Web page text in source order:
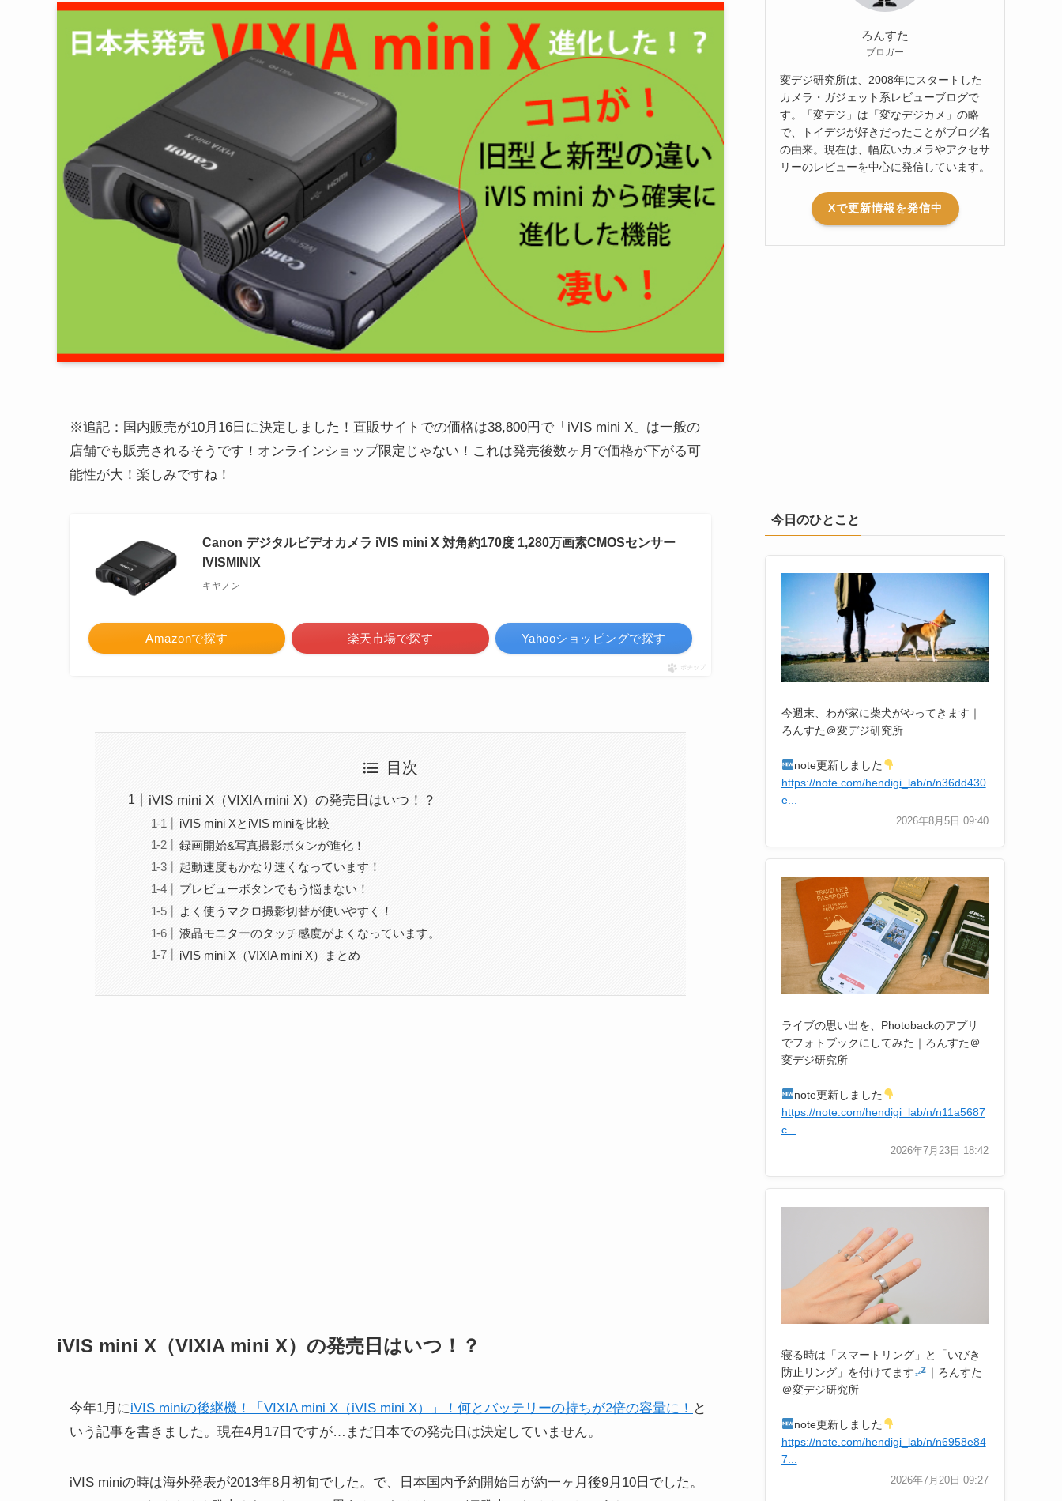
※追記：国内販売が10月16日に決定しました！直販サイトでの価格は38,800円で「iVIS mini X」は一般の
店舗でも販売されるそうです！オンラインショップ限定じゃない！これは発売後数ヶ月で価格が下がる可
能性が大！楽しみですね！
Canon デジタルビデオカメラ iVIS mini X 対角約170度 1,280万画素CMOSセンサー
IVISMINIX
キヤノン
Amazonで探す 楽天市場で探す Yahooショッピングで探す
ポチップ
目次
iVIS mini X（VIXIA mini X）の発売日はいつ！？
iVIS mini XとiVIS miniを比較
録画開始&写真撮影ボタンが進化！
起動速度もかなり速くなっています！
プレビューボタンでもう悩まない！
よく使うマクロ撮影切替が使いやすく！
液晶モニターのタッチ感度がよくなっています。
iVIS mini X（VIXIA mini X）まとめ
iVIS mini X（VIXIA mini X）の発売日はいつ！？
今年1月にiVIS miniの後継機！「VIXIA mini X（iVIS mini X）」！何とバッテリーの持ちが2倍の容量に！ と
いう記事を書きました。現在4月17日ですが…まだ日本での発売日は決定していません。
iVIS miniの時は海外発表が2013年8月初旬でした。で、日本国内予約開始日が約一ヶ月後9月10日でした。
ろんすた
ブロガー
変デジ研究所は、2008年にスタートした
カメラ・ガジェット系レビューブログで
す。「変デジ」は「変なデジカメ」の略
で、トイデジが好きだったことがブログ名
の由来。現在は、幅広いカメラやアクセサ
リーのレビューを中心に発信しています。
Xで更新情報を発信中
今日のひとこと
今週末、わが家に柴犬がやってきます｜
ろんすた＠変デジ研究所
note更新しました
https://note.com/hendigi_lab/n/n36dd430
e...
2026年8月5日 09:40
ライブの思い出を、Photobackのアプリ
でフォトブックにしてみた｜ろんすた＠
変デジ研究所
note更新しました
https://note.com/hendigi_lab/n/n11a5687
c...
2026年7月23日 18:42
寝る時は「スマートリング」と「いびき
防止リング」を付けてます
｜ろんすた
＠変デジ研究所
note更新しました
https://note.com/hendigi_lab/n/n6958e84
7...
2026年7月20日 09:27